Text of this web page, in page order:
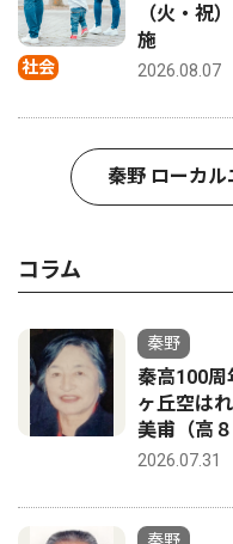
社会
（火・祝
施
2026.08.07
秦野 ローカ
コラム
秦野
秦高100
ヶ丘空は
美甫（高８
2026.07.31
秦野